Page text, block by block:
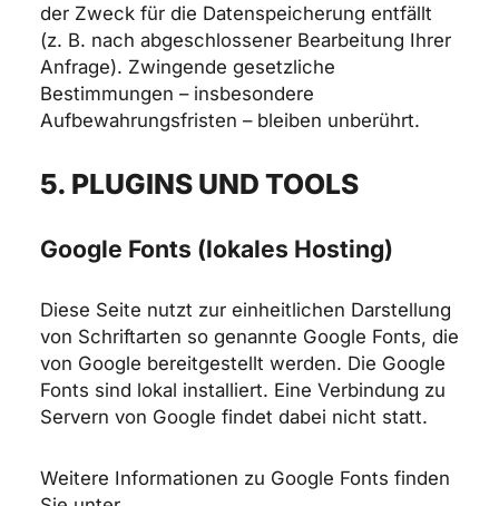
der Zweck für die Datenspeicherung entfällt
(z. B. nach abgeschlossener Bearbeitung Ihrer
Anfrage). Zwingende gesetzliche
Bestimmungen – insbesondere
Aufbewahrungsfristen – bleiben unberührt.
5. PLUGINS UND TOOLS
Google Fonts (lokales Hosting)
Diese Seite nutzt zur einheitlichen Darstellung
von Schriftarten so genannte Google Fonts, die
von Google bereitgestellt werden. Die Google
Fonts sind lokal installiert. Eine Verbindung zu
Servern von Google findet dabei nicht statt.
Weitere Informationen zu Google Fonts finden